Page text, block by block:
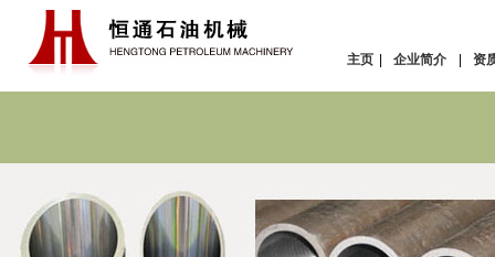
主页 企业简介 资